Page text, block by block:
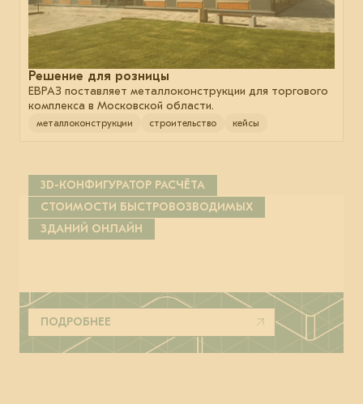
Решение для розницы
ЕВРАЗ поставляет металлоконструкции для торгового
комплекса в Московской области.
металлоконструкции строительство кейсы
3D-КОНФИГУРАТОР РАСЧЁТА
СТОИМОСТИ БЫСТРОВОЗВОДИМЫХ
ЗДАНИЙ ОНЛАЙН
ПОДРОБНЕЕ